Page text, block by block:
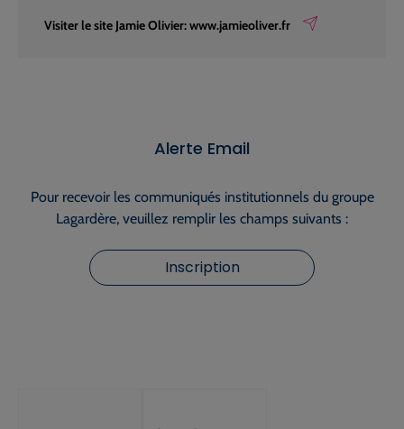
Visiter le site Jamie Olivier: www.jamieoliver.fr
Alerte Email
Pour recevoir les communiqués institutionnels du groupe
Lagardère, veuillez remplir les champs suivants :
Inscription